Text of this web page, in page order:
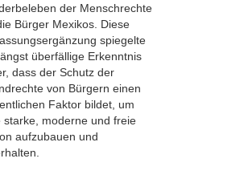
der Menschrechte
Bürger Mexikos. Diese
spiegelte
überfällige Erkenntnis
dass der Schutz der
von Bürgern einen
Faktor bildet, um
starke, moderne und freie
aufzubauen und